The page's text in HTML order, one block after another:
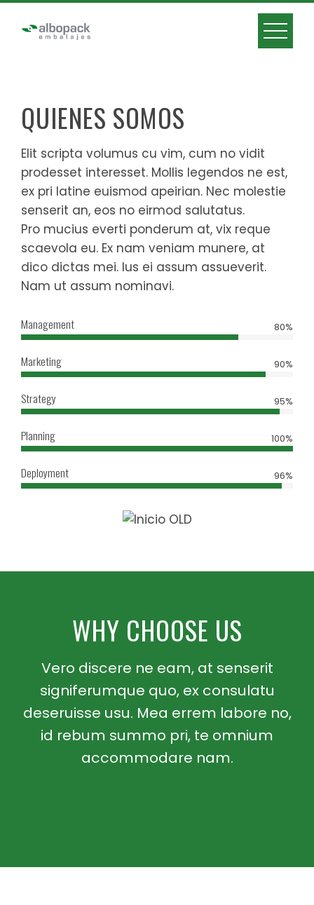
Skip
QUIENES SOMOS
Elit scripta volumus cu vim, cum no vidit
prodesset interesset. Mollis legendos ne est,
ex pri latine euismod apeirian. Nec molestie
senserit an, eos no eirmod salutatus.
Pro mucius everti ponderum at, vix reque
scaevola eu. Ex nam veniam munere, at
dico dictas mei. Ius ei assum assueverit.
Nam ut assum nominavi.
Management 80%
Marketing 90%
Strategy 95%
Planning 100%
Deployment 96%
WHY CHOOSE US
Vero discere ne eam, at senserit
signiferumque quo, ex consulatu
deseruisse usu. Mea errem labore no,
id rebum summo pri, te omnium
accommodare nam.
9
6
3
0
7
2
9
6
3
0
1